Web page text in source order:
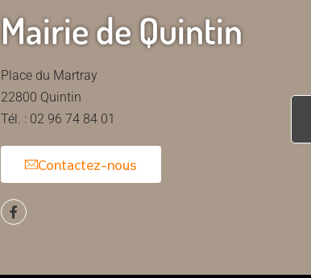
Mairie de Quintin
Place du Martray
22800 Quintin
Tél. : 02 96 74 84 01
Contactez-nous